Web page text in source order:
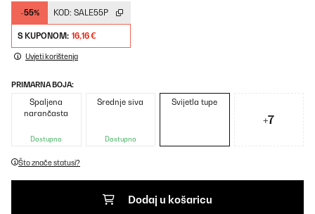
-55% KOD: SALE55P
S KUPONOM: 16,16 €
Uvjeti korištenja
PRIMARNA BOJA:
Spaljena
narančasta
Dostupno
Srednje siva
Dostupno
Svijetla tupe
+7
Što znače statusi?
Dodaj u košaricu